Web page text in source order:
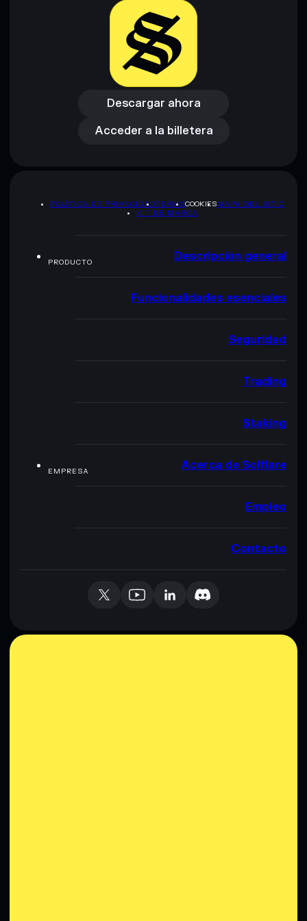
Descargar ahora
Descargar ahora
Acceder a la billetera
Acceder a la billetera
POLÍTICA DE PRIVACIDADTERMSCOOKIESMAPA DEL SITIO
KIT DE MARCA
PRODUCTO Descripción general
Funcionalidades esenciales
Seguridad
Trading
Staking
EMPRESA Acerca de Solflare
Empleo
Contacto